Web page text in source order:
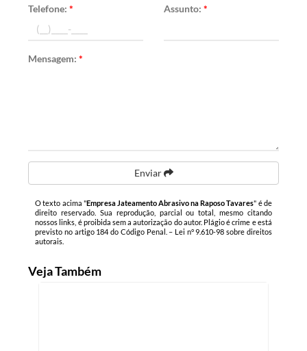
Telefone:* Assunto: *
Mensagem:*
Enviar
O texto acima "Empresa Jateamento Abrasivo na Raposo Tavares" é de
direito reservado. Sua reprodução, parcial ou total, mesmo citando
nossos links, é proibida sem a autorização do autor. Plágio é crime e está
previsto no artigo 184 do Código Penal. – Lei n° 9.610-98 sobre direitos
autorais
Veja Também